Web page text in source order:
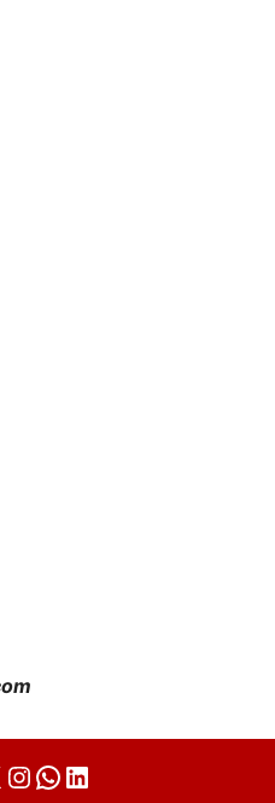
Instagram
WhatsApp
LinkedIn